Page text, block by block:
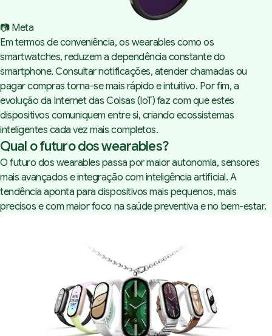
📷 Meta
Em termos de conveniência, os wearables como os
smartwatches, reduzem a dependência constante do
smartphone. Consultar notificações, atender chamadas ou
pagar compras torna-se mais rápido e intuitivo. Por fim, a
evolução da Internet das Coisas (IoT) faz com que estes
dispositivos comuniquem entre si, criando ecossistemas
inteligentes cada vez mais completos.
Qual o futuro dos wearables?
O futuro dos wearables passa por maior autonomia, sensores
mais avançados e integração com inteligência artificial. A
tendência aponta para dispositivos mais pequenos, mais
precisos e com maior foco na saúde preventiva e no bem-estar.